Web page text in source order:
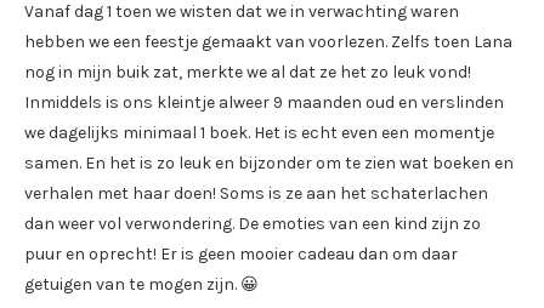
Vanaf dag 1 toen we wisten dat we in verwachting waren
hebben we een feestje gemaakt van voorlezen. Zelfs toen Lana
nog in mijn buik zat, merkte we al dat ze het zo leuk vond!
Inmiddels is ons kleintje alweer 9 maanden oud en verslinden
we dagelijks minimaal 1 boek. Het is echt even een momentje
samen. En het is zo leuk en bijzonder om te zien wat boeken en
verhalen met haar doen! Soms is ze aan het schaterlachen
dan weer vol verwondering. De emoties van een kind zijn zo
puur en oprecht! Er is geen mooier cadeau dan om daar
getuigen van te mogen zijn. 😀